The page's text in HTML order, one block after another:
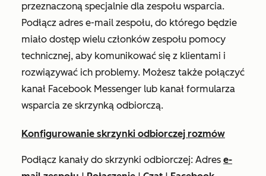
przeznaczoną specjalnie dla zespołu wsparcia.
Podłącz adres e-mail zespołu, do którego będzie
miało dostęp wielu członków zespołu pomocy
technicznej, aby komunikować się z klientami i
rozwiązywać ich problemy. Możesz także połączyć
kanał Facebook Messenger lub kanał formularza
wsparcia ze skrzynką odbiorczą.
Konfigurowanie skrzynki odbiorczej rozmów
Podłącz kanały do skrzynki odbiorczej: Adres e-